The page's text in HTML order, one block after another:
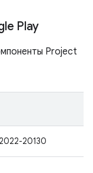
Play
Project
20130